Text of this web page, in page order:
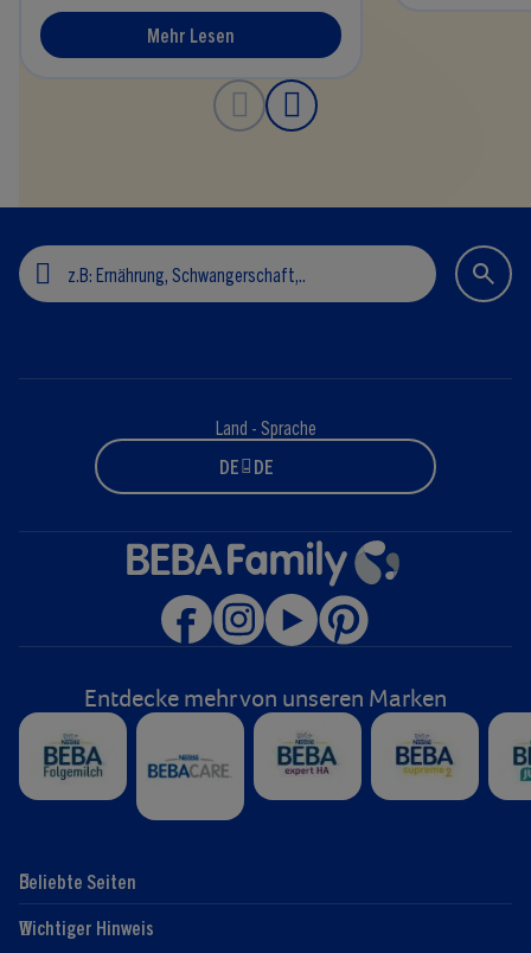
Mehr Lesen
Land - Sprache
DE - DE
Entdecke mehr von unseren Marken
Beliebte Seiten
Hilfe
Expert:innen
Club-Info
Wichtiger Hinweis